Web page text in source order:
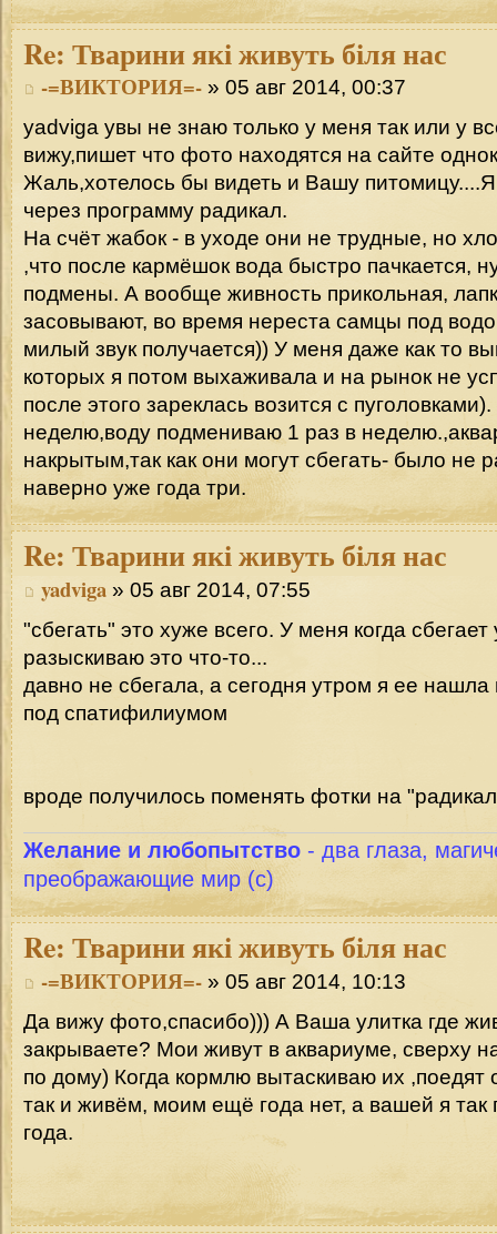
Re: Тварини які живуть біля нас
-=ВИКТОРИЯ=- » 05 авг 2014, 00:37
yadviga увы не знаю только у меня так или у
вижу,пишет что фото находятся на сайте
Жаль,хотелось бы видеть и Вашу
через программу радикал.
На счёт жабок - в уходе они не трудные, но
,что после кармёшок вода быстро пачкается,
подмены. А вообще живность прикольная,
засовывают, во время нереста самцы под
милый звук получается)) У меня даже как то
которых я потом выхаживала и на рынок не
после этого зареклась возится с
неделю,воду подмениваю 1 раз в
накрытым,так как они могут сбегать- было не
наверно уже года три.
Re: Тварини які живуть біля нас
yadviga » 05 авг 2014, 07:55
"сбегать" это хуже всего. У меня когда
разыскиваю это что-то...
давно не сбегала, а сегодня утром я ее нашла
под спатифилиумом
вроде получилось поменять фотки на
Желание и любопытство - два глаза,
преображающие мир (с)
Re: Тварини які живуть біля нас
-=ВИКТОРИЯ=- » 05 авг 2014, 10:13
Да вижу фото,спасибо))) А Ваша улитка где
закрываете? Мои живут в аквариуме, сверху
по дому) Когда кормлю вытаскиваю их ,поедят
так и живём, моим ещё года нет, а вашей я
года.